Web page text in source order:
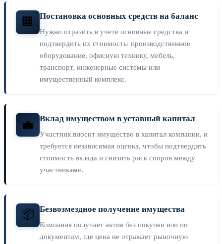
🏢 Постановка основных средств на баланс
Нужно отразить в учете основные средства и
подтвердить их стоимость: производственное
оборудование, офисную технику, мебель,
транспорт, инженерные системы или
имущественный комплекс.
💼 Вклад имуществом в уставный капитал
Участник вносит имущество в капитал компании, и
требуется независимая оценка, чтобы подтвердить
стоимость вклада и снизить риск споров между
участниками.
📦 Безвозмездное получение имущества
Компания получает актив без покупки или по
документам, где цена не отражает рыночную